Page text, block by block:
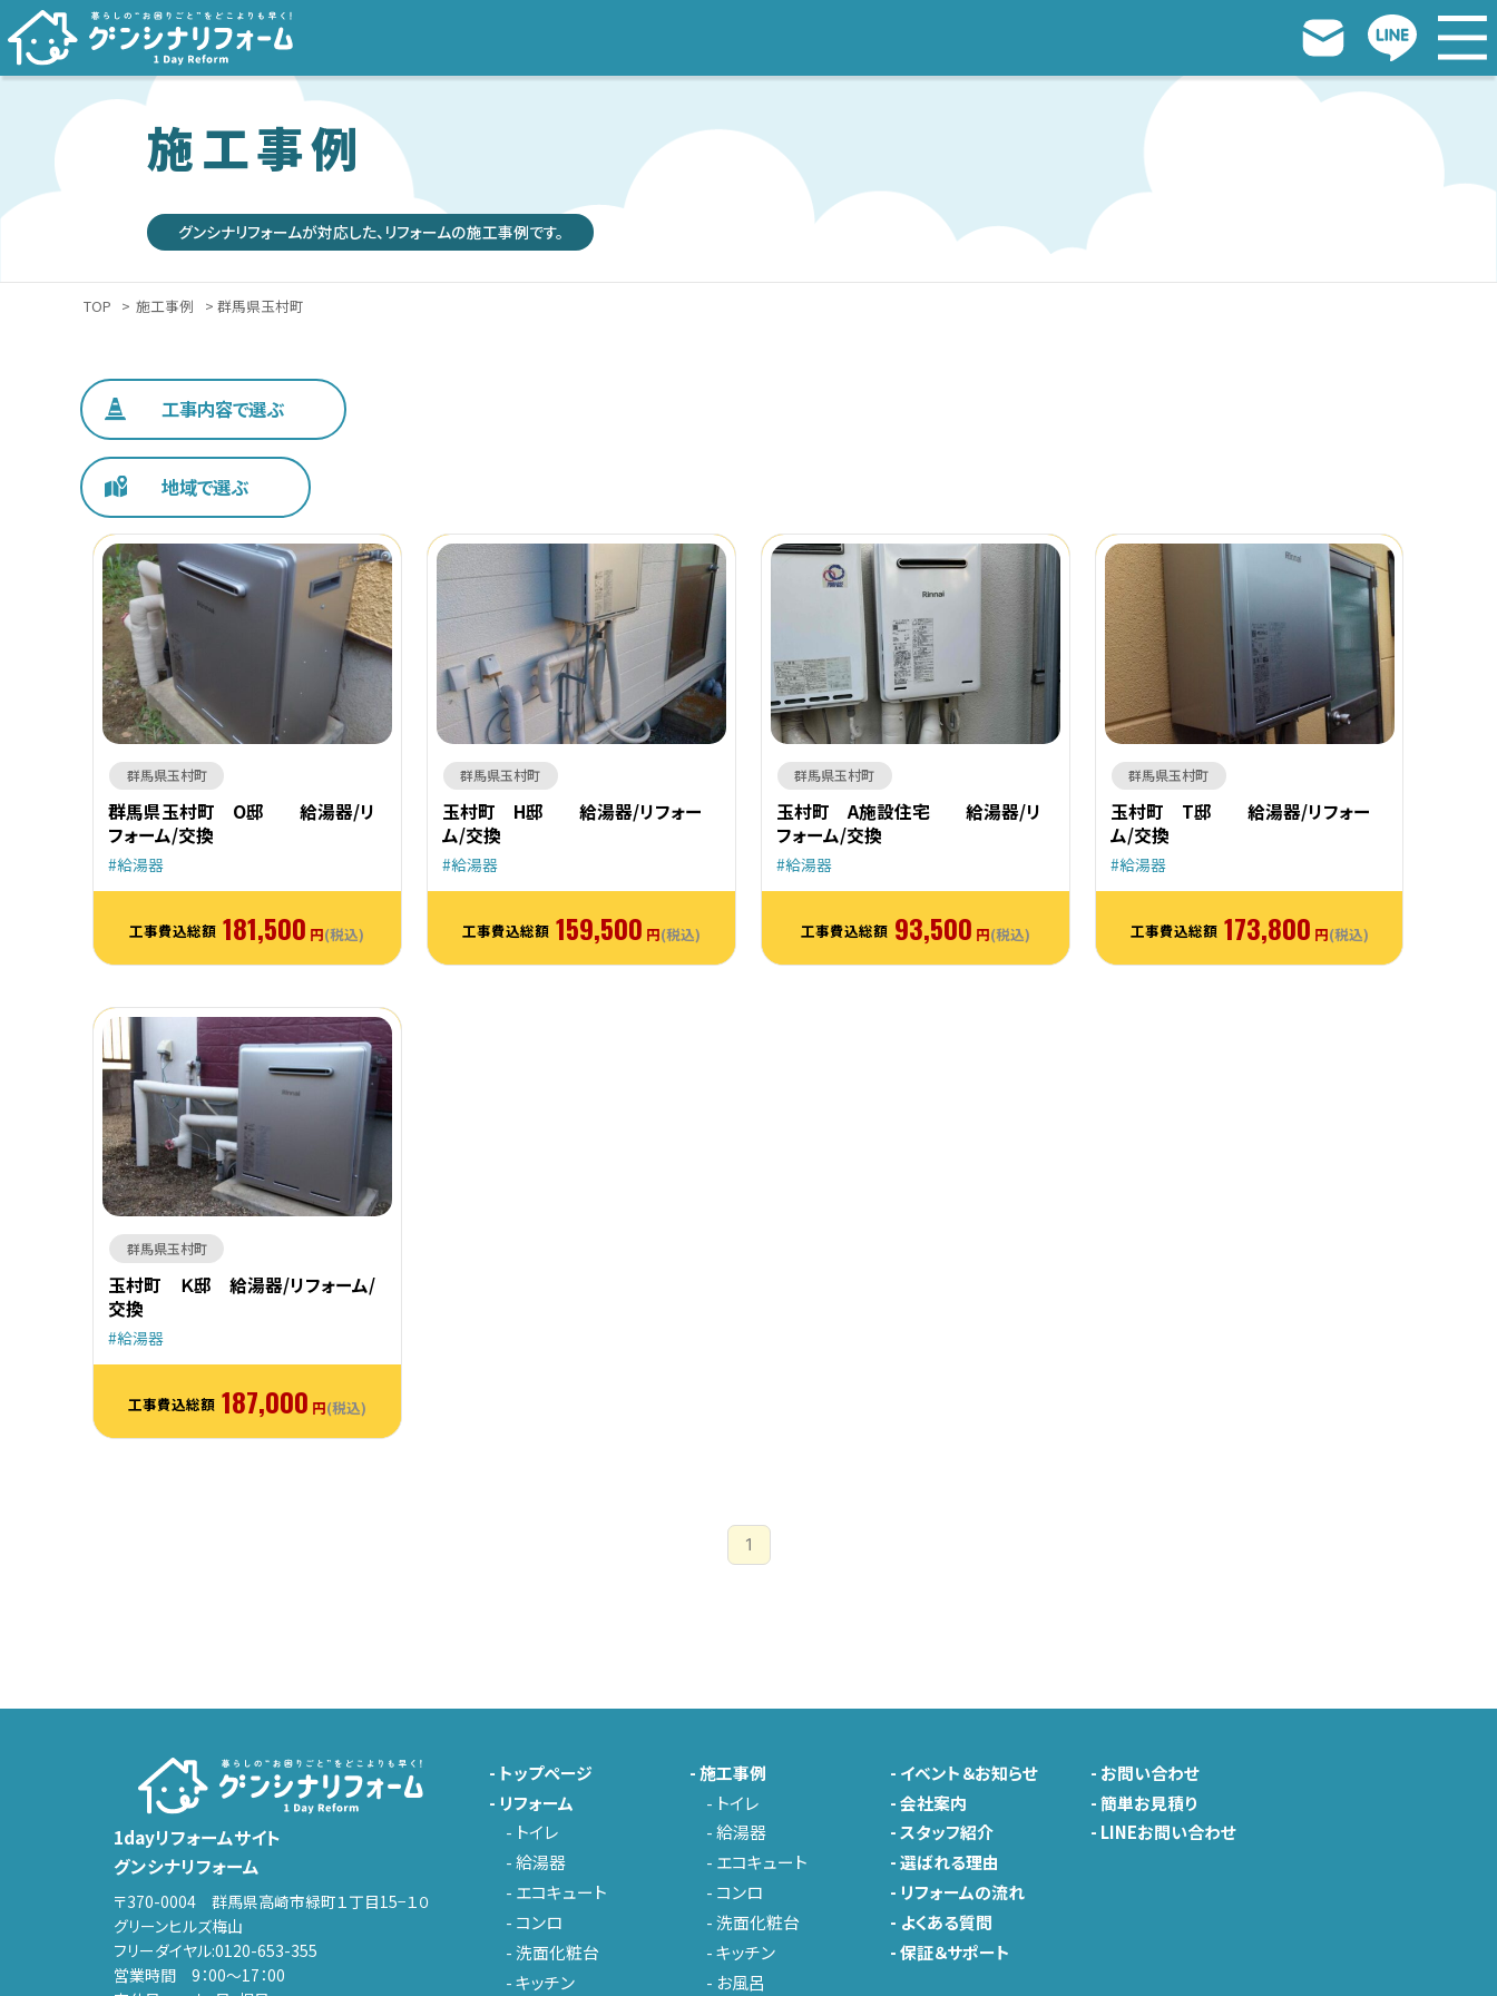
施工事例
グンシナリフォームが対応した、リフォームの施工事例です。
TOP > 施工事例 > 群馬県玉村町
工事内容で選ぶ
地域で選ぶ
群馬県玉村町
群馬県玉村町 O邸 給湯器/リ
フォーム/交換
給湯器
工事費込総額 181,500 円(税込)
群馬県玉村町
玉村町 H邸 給湯器/リフォー
ム/交換
給湯器
工事費込総額 159,500 円(税込)
群馬県玉村町
玉村町 A施設住宅 給湯器/リ
フォーム/交換
給湯器
工事費込総額 93,500 円(税込)
群馬県玉村町
玉村町 T邸 給湯器/リフォー
ム/交換
給湯器
工事費込総額 173,800 円(税込)
群馬県玉村町
玉村町 Ｋ邸 給湯器/リフォーム/
交換
給湯器
工事費込総額 187,000 円(税込)
1
1dayリフォームサイト
グンシナリフォーム
〒370-0004 群馬県高崎市緑町１丁目15−１０
グリーンヒルズ梅山
フリーダイヤル:0120-653-355
営業時間 9：00～17：00
- トップページ
- リフォーム
- トイレ
-給湯器
- エコキュート
- コンロ
-洗面化粧台
-キッチン
-施工事例
- トイレ
-給湯器
- エコキュート
- コンロ
-洗面化粧台
-キッチン
- お風呂
- イベント＆お知らせ
-会社案内
-スタッフ紹介
-選ばれる理由
- リフォームの流れ
- よくある質問
-保証＆サポート
- お問い合わせ
-簡単お見積り
- LINEお問い合わせ